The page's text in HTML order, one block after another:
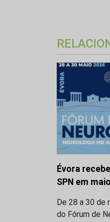
Évora
SPN em maio
De 28 a 30 de
do Fórum de